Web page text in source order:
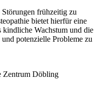
Störungen frühzeitig zu
bietet hierfür eine
Wachstum und die
potenzielle Probleme zu